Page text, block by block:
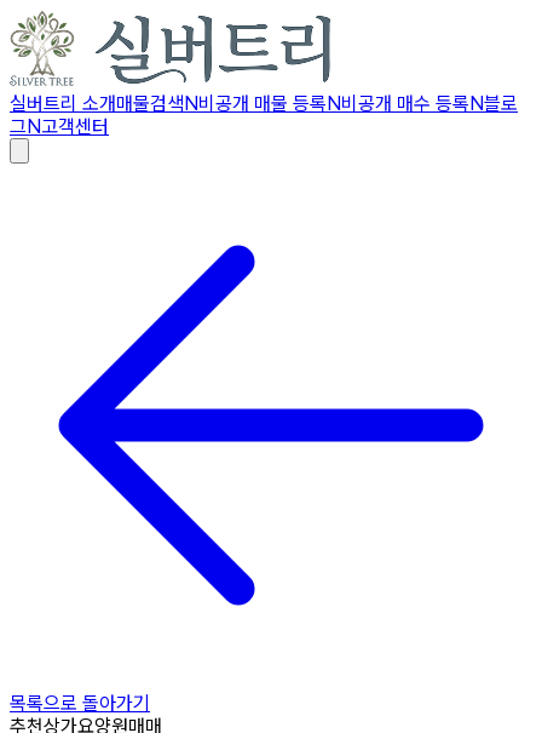
실버트리 소개매물검색N비공개 매물 등록N비공개 매수 등록N블로
그N고객센터
목록으로 돌아가기
추천상가요양원매매